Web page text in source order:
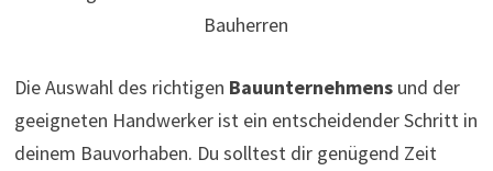
Bauherren
Die Auswahl des richtigen Bauunternehmensund der
geeigneten Handwerker ist ein entscheidender Schritt in
deinem Bauvorhaben. Du solltest dir genügend Zeit